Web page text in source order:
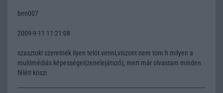
ben007
2009-9-11 11:21:08
szasztok! szeretnék ilyen telót venni,viszont nem tom h milyen a
multimédiás képességei(zenelejátszó), mert már olvastam minden
félét! köszi